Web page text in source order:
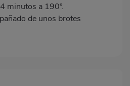
minutos a 190º.
de unos brotes